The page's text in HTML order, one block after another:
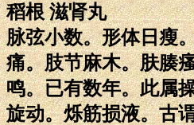
稻根 滋肾丸
脉弦小数。形体日瘦
痛。肢节麻木。肤腠
鸣。已有数年。此属
旋动。烁筋损液。古